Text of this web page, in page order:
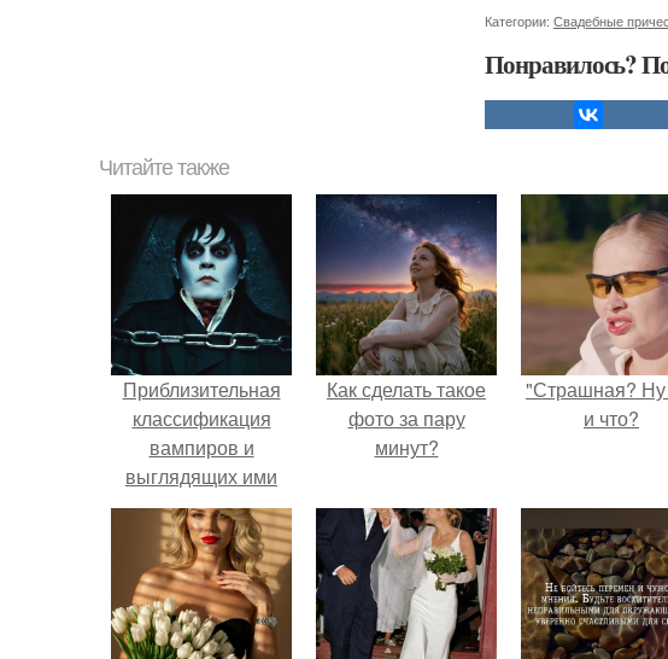
Категории: Свадебные
Понравилось?
Читайте также
Приблизительная
классификация
вампиров и
выглядящих ими
людей.
Как сделать такое
фото за пару
минут?
"Страшная? Ну
и что?